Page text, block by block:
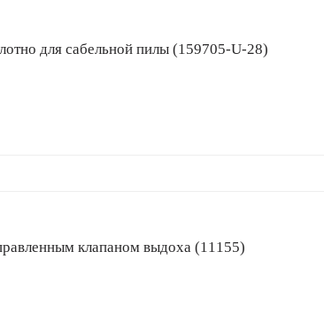
полотно для сабельной пилы (159705-U-28)
клапаном выдоха (11155)